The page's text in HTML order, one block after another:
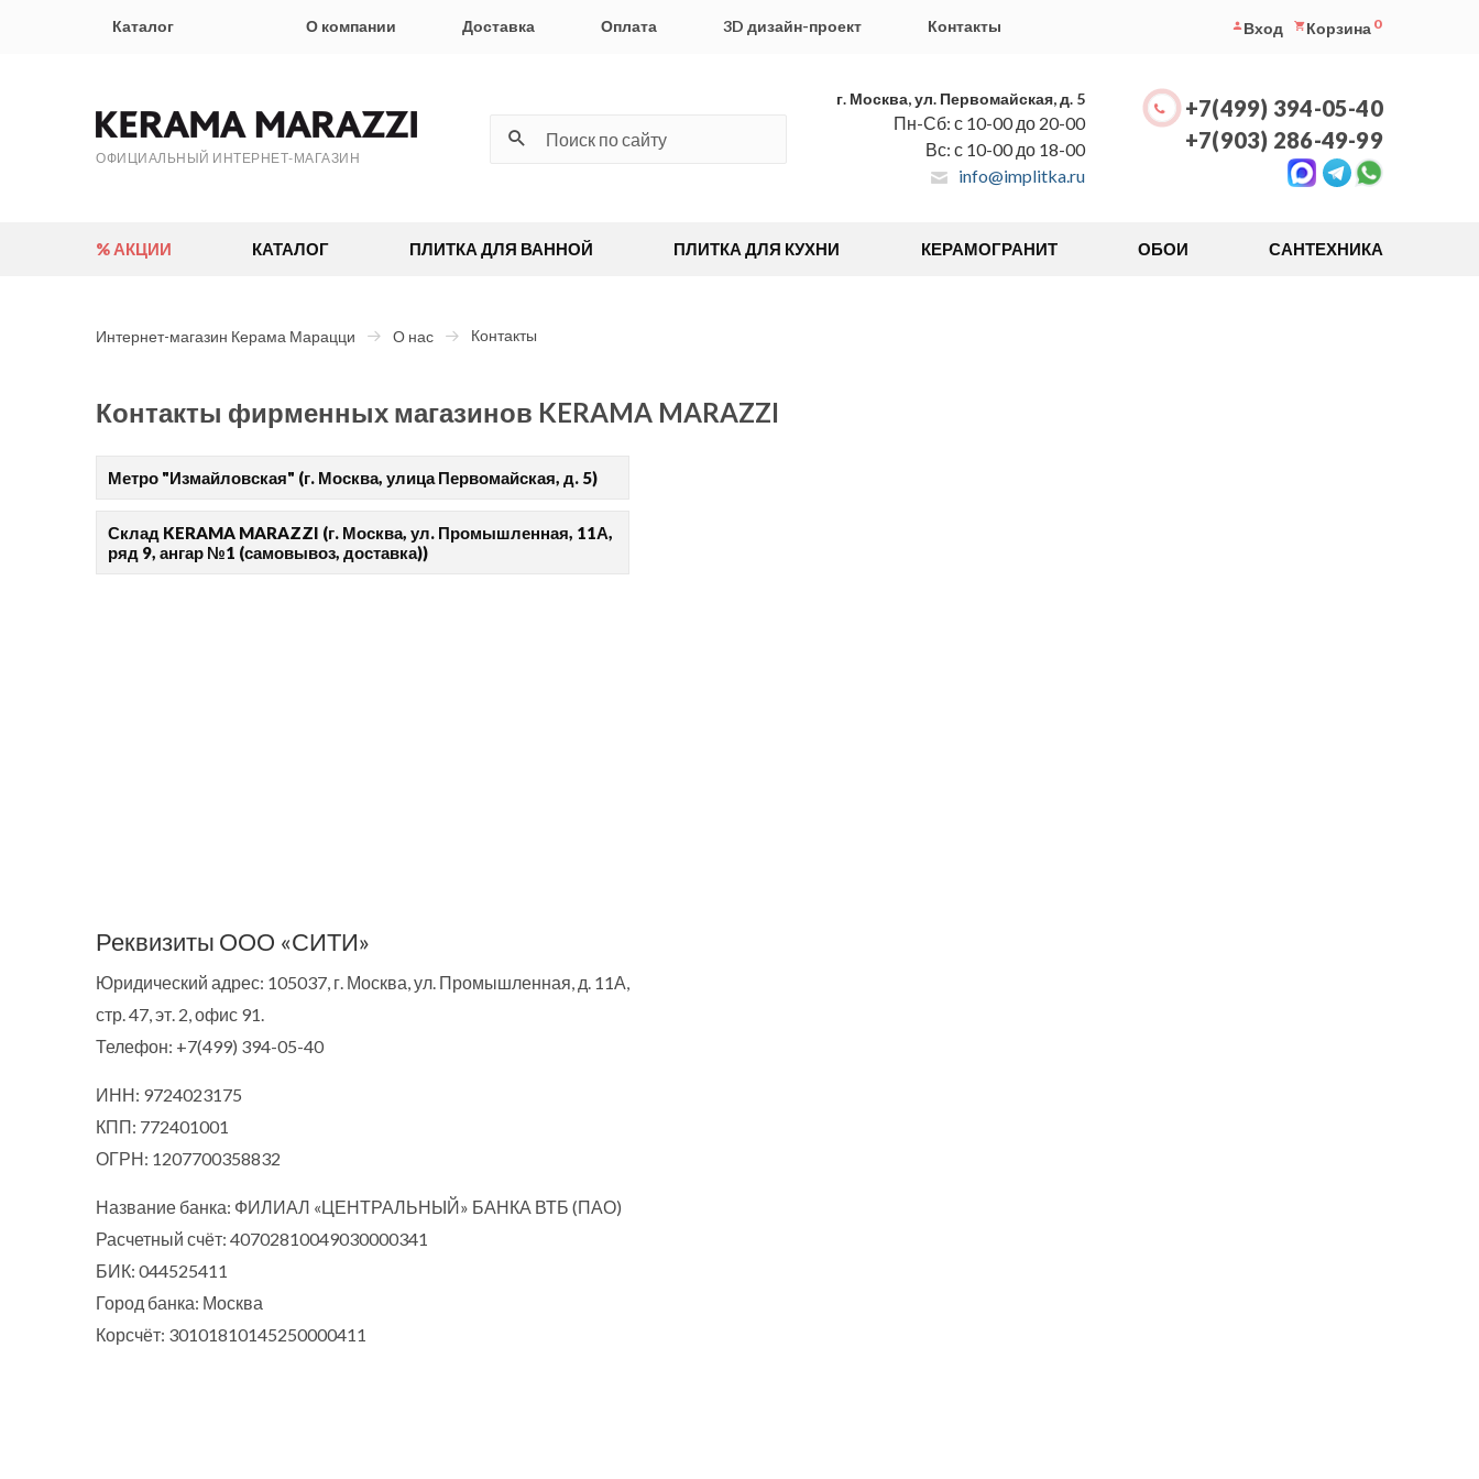
Каталог О компании Доставка Оплата 3D дизайн-проект Контакты Вход Корзина 0
ОФИЦИАЛЬНЫЙ ИНТЕРНЕТ-МАГАЗИН
г. Москва, ул. Первомайская, д. 5
Пн-Сб: с 10-00 до 20-00
Вс: с 10-00 до 18-00
info@implitka.ru
+7(499) 394-05-40
+7(903) 286-49-99
% АКЦИИ КАТАЛОГ ПЛИТКА ДЛЯ ВАННОЙ ПЛИТКА ДЛЯ КУХНИ КЕРАМОГРАНИТ ОБОИ САНТЕХНИКА
Интернет-магазин Керама Марацци О нас Контакты
Контакты фирменных магазинов KERAMA MARAZZI
Метро "Измайловская" (г. Москва, улица Первомайская, д. 5)
Склад KERAMA MARAZZI (г. Москва, ул. Промышленная, 11А,
ряд 9, ангар №1 (самовывоз, доставка))
Реквизиты ООО «СИТИ»
Юридический адрес: 105037, г. Москва,ул. Промышленная, д. 11А,
стр. 47, эт. 2, офис 91.
Телефон: +7(499) 394-05-40
ИНН: 9724023175
КПП: 772401001
ОГРН: 1207700358832
Название банка: ФИЛИАЛ «ЦЕНТРАЛЬНЫЙ» БАНКА ВТБ (ПАО)
Расчетный счёт: 40702810049030000341
БИК: 044525411
Город банка: Москва
Корсчёт: 30101810145250000411